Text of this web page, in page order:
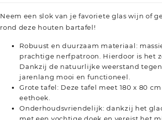
Neem een slok van je favoriete glas wijn of
rond deze houten bartafel!
Robuust en duurzaam materiaal:
prachtige nerfpatroon. Hierdoor is het
Dankzij de natuurlijke weerstand
jarenlang mooi en functioneel.
Grote tafel: Deze tafel meet 180 x 80
eethoek.
Onderhoudsvriendelijk: dankzij het